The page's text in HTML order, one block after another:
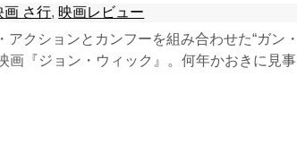
画 さ行, 映画レビュー
アクションとカンフーを組み合わせた“ガン・
画『ジョン・ウィック』。何年かおきに見事